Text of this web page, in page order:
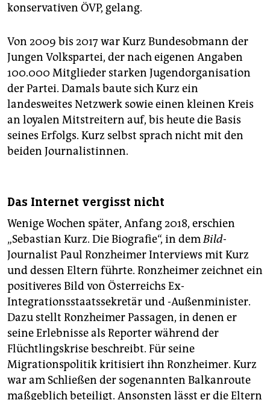
konservativen ÖVP, gelang.
Von 2009 bis 2017 war Kurz Bundesobmann der
Jungen Volkspartei, der nach eigenen Angaben
100.000 Mitglieder starken Jugendorganisation
der Partei. Damals baute sich Kurz ein
landesweites Netzwerk sowie einen kleinen Kreis
an loyalen Mitstreitern auf, bis heute die Basis
seines Erfolgs. Kurz selbst sprach nicht mit den
beiden Journalistinnen.
Das Internet vergisst nicht
Wenige Wochen später, Anfang 2018, erschien
„Sebastian Kurz. Die Biografie“, in demBild-
Journalist Paul Ronzheimer Interviews mit Kurz
und dessen Eltern führte. Ronzheimer zeichnet ein
positiveres Bild von Österreichs Ex-
Integrationsstaatssekretär und -Außenminister.
Dazu stellt Ronzheimer Passagen, in denen er
seine Erlebnisse als Reporter während der
Flüchtlingskrise beschreibt. Für seine
Migrationspolitik kritisiert ihn Ronzheimer. Kurz
war am Schließen der sogenannten Balkanroute
maßgeblich beteiligt. Ansonsten lässt er die Eltern